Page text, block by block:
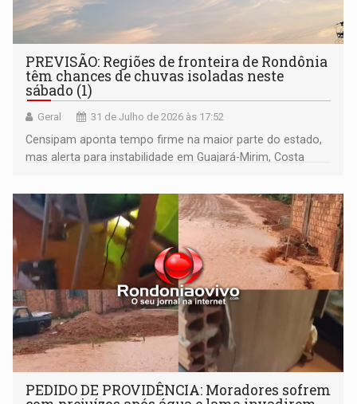
PREVISÃO: Regiões de fronteira de Rondônia
têm chances de chuvas isoladas neste
sábado (1)
Geral 31 de Julho de 2026 às 17:52
Censipam aponta tempo firme na maior parte do estado,
mas alerta para instabilidade em Guajará-Mirim, Costa
PEDIDO DE PROVIDÊNCIA: Moradores sofrem